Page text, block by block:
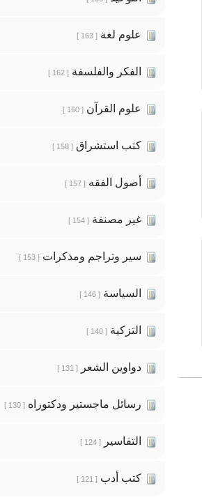
علوم لغة [ 163 ]
الفكر والفلسفة [ 162 ]
علوم القرآن [ 160 ]
كتب استشراق [ 158 ]
أصول الفقه [ 157 ]
غير مصنفة [ 154 ]
سير وتراجم ومذكرات [ 153 ]
السياسة [ 146 ]
التزكية [ 140 ]
دواوين الشعر [ 131 ]
رسائل ماجستير ودكتوراه [ 130 ]
التفاسير [ 124 ]
كتب أدب [ 121 ]